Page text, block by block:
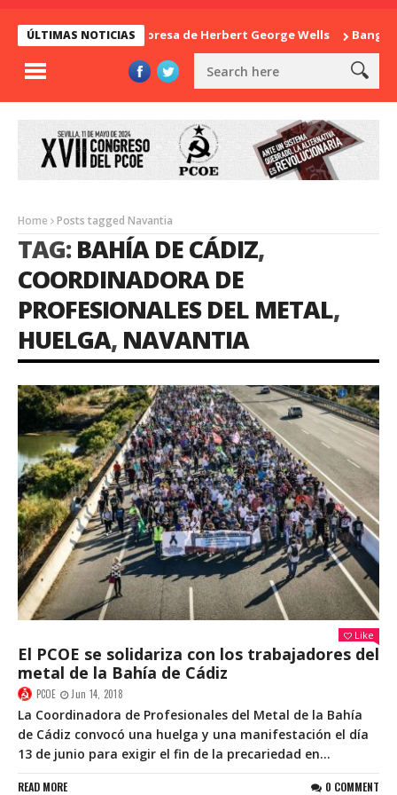
ÚLTIMAS NOTICIASLa sorpresa de Herbert George Wells
Home Posts tagged Navantia
TAG:BAHÍA DE CÁDIZ,
COORDINADORA DE
PROFESIONALES DEL METAL,
HUELGA, NAVANTIA
Like
El PCOE se solidariza con los trabajadores del
metal de la Bahía de Cádiz
PCOE Jun 14, 2018
La Coordinadora de Profesionales del Metal de la Bahía
de Cádiz convocó una huelga y una manifestación el día
13 de junio para exigir el fin de la precariedad en...
READ MORE 0 COMMENT